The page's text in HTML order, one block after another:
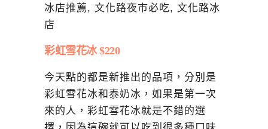
彩虹雪花冰 $220
今天點的都是新推出的品項，分別是
彩虹雪花冰和泰奶冰，如果是第一次
來的人，彩虹雪花冰就是不錯的選